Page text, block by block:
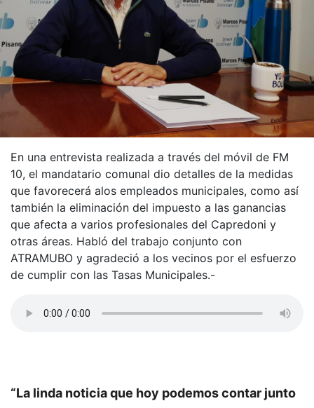
En una entrevista realizada a través del móvil de FM
10, el mandatario comunal dio detalles de la medidas
que favorecerá alos empleados municipales, como así
también la eliminación del impuesto a las ganancias
que afecta a varios profesionales del Capredoni y
otras áreas. Habló del trabajo conjunto con
ATRAMUBO y agradeció a los vecinos por el esfuerzo
de cumplir con las Tasas Municipales.-
“La linda noticia que hoy podemos contar junto